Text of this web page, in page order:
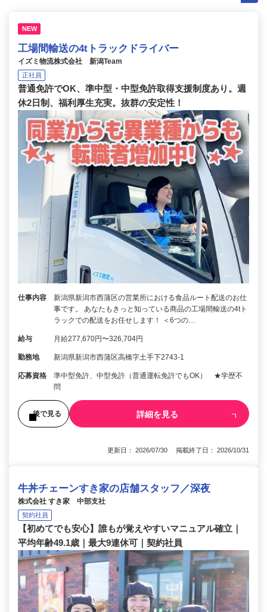
NEW
工場間輸送の4tトラックドライバー
イズミ物流株式会社 新潟Team
正社員
普通免許でOK、準中型・中型免許取得支援制度あり。週
休2日制、福利厚生充実。抜群の安定性！
仕事内容
新潟県新潟市西蒲区の営業所における食品ルート配送のお仕
事です。 あなたもきっと知っている商品の工場間輸送の4tト
ラックでの配送をお任せします！ ＜6つの…
給与 月給277,670円〜326,704円
勤務地 新潟県新潟市西蒲区高橋字土手下2743-1
応募資格
準中型免許、中型免許（普通運転免許でもOK） ★学歴不
問
後で見る 詳細を見る
更新日： 2026/07/30 掲載終了日： 2026/10/31
牛丼チェーンすき家の店舗スタッフ／深夜
株式会社 すき家 中部支社
契約社員
【初めてでも安心】誰もが覚えやすいマニュアル確立｜
平均年齢49.1歳｜最大9連休可｜契約社員